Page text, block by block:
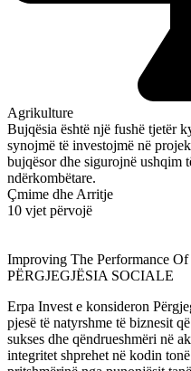
Agrikulture
Bujqësia është një fushë tjetër
synojmë të investojmë në
bujqësor dhe sigurojnë ushqim
ndërkombëtare.
Çmime dhe Arritje
10 vjet përvojë
Improving The Performance Of
PËRGJEGJËSIA SOCIALE
Erpa Invest e konsideron
pjesë të natyrshme të biznesit
sukses dhe qëndrueshmëri në
integritet shprehet në kodin